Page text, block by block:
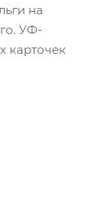
на
УФ-
карточек